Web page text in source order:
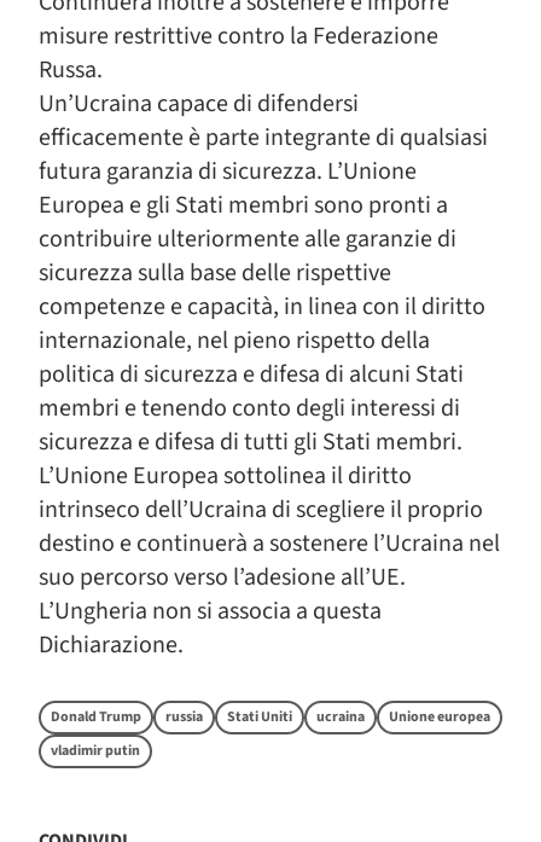
misure restrittive contro la Federazione
Russa.
Un’Ucraina capace di difendersi
efficacemente è parte integrante di qualsiasi
futura garanzia di sicurezza. L’Unione
Europea e gli Stati membri sono pronti a
contribuire ulteriormente alle garanzie di
sicurezza sulla base delle rispettive
competenze e capacità, in linea con il diritto
internazionale, nel pieno rispetto della
politica di sicurezza e difesa di alcuni Stati
membri e tenendo conto degli interessi di
sicurezza e difesa di tutti gli Stati membri.
L’Unione Europea sottolinea il diritto
intrinseco dell’Ucraina di scegliere il proprio
destino e continuerà a sostenere l’Ucraina nel
suo percorso verso l’adesione all’UE.
L’Ungheria non si associa a questa
Dichiarazione.
Donald Trump russia Stati Uniti ucraina
Unione europea
vladimir putin